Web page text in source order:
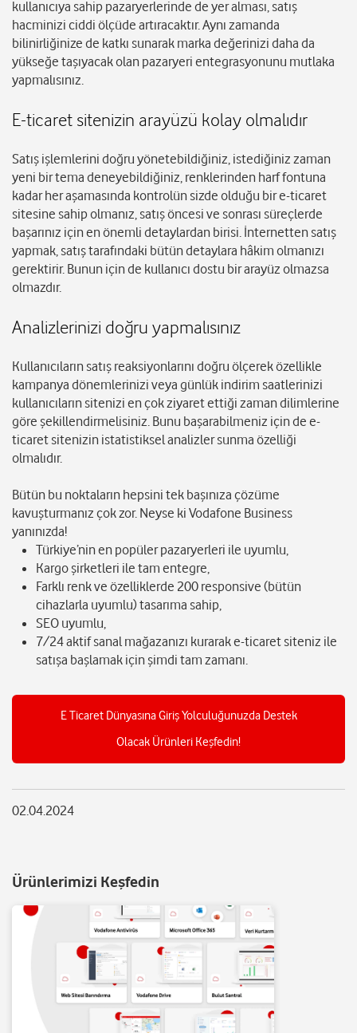
kullanıcıya sahip pazaryerlerinde de yer alması, satış
hacminizi ciddi ölçüde artıracaktır. Aynı zamanda
bilinirliğinize de katkı sunarak marka değerinizi daha da
yükseğe taşıyacak olan pazaryeri entegrasyonunu mutlaka
yapmalısınız.
E-ticaret sitenizin arayüzü kolay olmalıdır
Satış işlemlerini doğru yönetebildiğiniz, istediğiniz zaman
yeni bir tema deneyebildiğiniz, renklerinden harf fontuna
kadar her aşamasında kontrolün sizde olduğu bir e-ticaret
sitesine sahip olmanız, satış öncesi ve sonrası süreçlerde
başarınız için en önemli detaylardan birisi. İnternetten satış
yapmak, satış tarafındaki bütün detaylara hâkim olmanızı
gerektirir. Bunun için de kullanıcı dostu bir arayüz olmazsa
olmazdır.
Analizlerinizi doğru yapmalısınız
Kullanıcıların satış reaksiyonlarını doğru ölçerek özellikle
kampanya dönemlerinizi veya günlük indirim saatlerinizi
kullanıcıların sitenizi en çok ziyaret ettiği zaman dilimlerine
göre şekillendirmelisiniz. Bunu başarabilmeniz için de e-
ticaret sitenizin istatistiksel analizler sunma özelliği
olmalıdır.
Bütün bu noktaların hepsini tek başınıza çözüme
kavuşturmanız çok zor. Neyse ki Vodafone Business
yanınızda!
Türkiye’nin en popüler pazaryerleri ile uyumlu,
Kargo şirketleri ile tam entegre,
Farklı renk ve özelliklerde 200 responsive (bütün
cihazlarla uyumlu) tasarıma sahip,
SEO uyumlu,
7/24 aktif sanal mağazanızı kurarak e-ticaret siteniz ile
satışa başlamak için şimdi tam zamanı.
E Ticaret Dünyasına Giriş Yolculuğunuzda Destek
Olacak Ürünleri Keşfedin!
02.04.2024
Ürünlerimizi Keşfedin